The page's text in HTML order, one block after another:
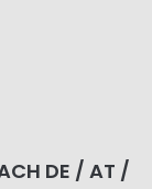
DE / AT /